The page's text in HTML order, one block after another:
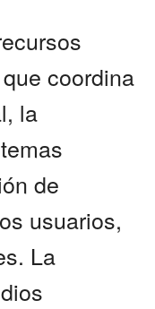
coordina
la
de
usuarios,
La